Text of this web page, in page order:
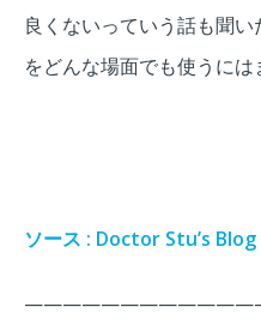
良くないっていう話も聞
をどんな場面でも使うには
ソース : Doctor Stu’s Blog